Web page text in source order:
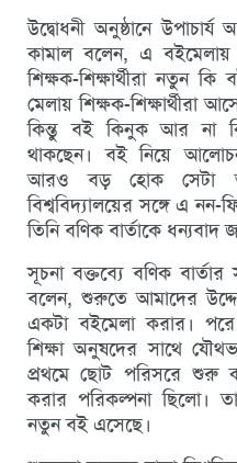
উদ্বোধনী অনুষ্ঠানে
কামাল বলেন, এ বইমেলায়
শিক্ষক-শিক্ষার্থীরা নতুন
মেলায় শিক্ষক-শিক্ষার্থীরা
কিন্তু বই কিনুক আর না
থাকছেন। বই নিয়ে
আরও বড় হোক সেটা
বিশ্ববিদ্যালয়ের সঙ্গে এ
তিনি বণিক বার্তাকে ধন্যবাদ
সূচনা বক্তব্যে বণিক
বলেন, শুরুতে আমাদের
একটা বইমেলা করার। পরে
শিক্ষা অনুষদের সাথে
প্রথমে ছোট পরিসরে শুরু
করার পরিকল্পনা ছিলো।
নতুন বই এসেছে।